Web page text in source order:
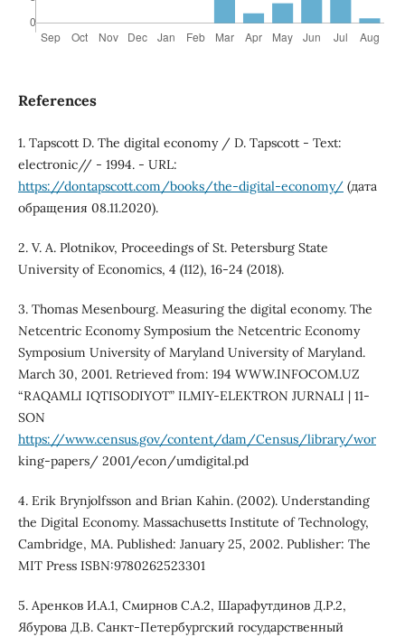
References
1. Tapscott D. The digital economy / D. Tapscott - Text:
electronic// - 1994. - URL:
https://dontapscott.com/books/the-digital-economy/(дата
обращения 08.11.2020).
2. V. A. Plotnikov, Proceedings of St. Petersburg State
University of Economics, 4 (112), 16-24 (2018).
3. Thomas Mesenbourg. Measuring the digital economy. The
Netcentric Economy Symposium the Netcentric Economy
Symposium University of Maryland University of Maryland.
March 30, 2001. Retrieved from: 194 WWW.INFOCOM.UZ
“RAQAMLI IQTISODIYOT” ILMIY-ELEKTRON JURNALI | 11-
SON
https://www.census.gov/content/dam/Census/library/wor
king-papers/ 2001/econ/umdigital.pd
4. Erik Brynjolfsson and Brian Kahin. (2002). Understanding
the Digital Economy. Massachusetts Institute of Technology,
Cambridge, MA. Published: January 25, 2002. Publisher: The
MIT Press ISBN:9780262523301
5. Аренков И.А.1, Смирнов С.А.2, Шарафутдинов Д.Р.2,
Ябурова Д.В. Санкт-Петербургский государственный